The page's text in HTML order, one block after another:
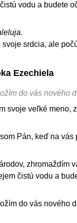
vodu a budete
svoje srdcia, ale
Ezechiela
do vás nového
svoje veľké meno,
Pán, keď na
zhromaždím
čistú vodu a
do vás nového